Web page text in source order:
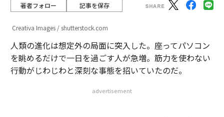
著者フォロー 記事を保存
Creativa Images / shutterstock.com
人類の進化は想定外の局面に突入した。座ってパソコン
を眺めるだけで一日を過ごす人が急増。筋力を使わない
行動がじわじわと深刻な事態を招いていたのだ。
advertisement